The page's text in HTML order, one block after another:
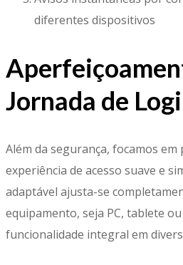
diferentes dispositivos
Jornada de
Além da segurança, focamos
experiência de acesso suave e
adaptável ajusta-se
equipamento, seja PC, tablete
funcionalidade integral em